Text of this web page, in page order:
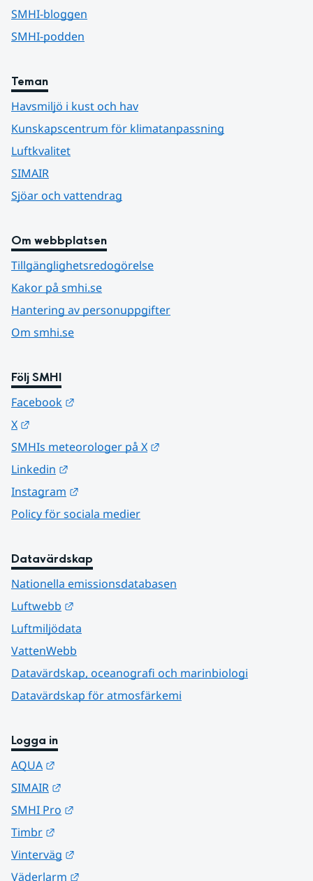
SMHI-bloggen
SMHI-podden
Teman
Havsmiljö i kust och hav
Kunskapscentrum för klimatanpassning
Luftkvalitet
SIMAIR
Sjöar och vattendrag
Om webbplatsen
Tillgänglighetsredogörelse
Kakor på smhi.se
Hantering av personuppgifter
Om smhi.se
Följ SMHI
Facebook
X
SMHIs meteorologer på X
Linkedin
Instagram
Policy för sociala medier
Datavärdskap
Nationella emissionsdatabasen
Luftwebb
Luftmiljödata
VattenWebb
Datavärdskap, oceanografi och marinbiologi
Datavärdskap för atmosfärkemi
Logga in
AQUA
SIMAIR
SMHI Pro
Timbr
Vinterväg
Väderlarm